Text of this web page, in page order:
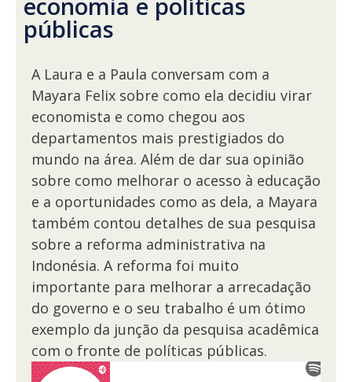
públicas
A Laura e a Paula conversam com a
Mayara Felix sobre como ela decidiu virar
economista e como chegou aos
departamentos mais prestigiados do
mundo na área. Além de dar sua opinião
sobre como melhorar o acesso à educação
e a oportunidades como as dela, a Mayara
também contou detalhes de sua pesquisa
sobre a reforma administrativa na
Indonésia. A reforma foi muito
importante para melhorar a arrecadação
do governo e o seu trabalho é um ótimo
exemplo da junção da pesquisa acadêmica
com o fronte de políticas públicas.